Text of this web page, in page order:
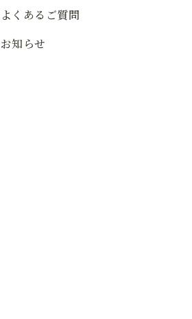
よくあるご質問
お知らせ